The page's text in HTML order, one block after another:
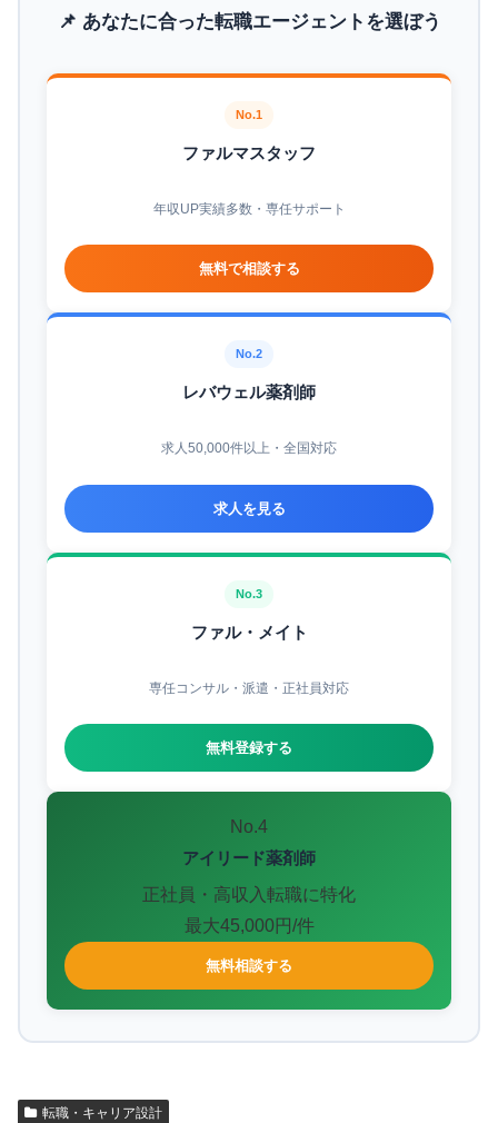
📌 あなたに合った転職エージェントを選ぼう
No.1
ファルマスタッフ
年収UP実績多数・専任サポート
無料で相談する
No.2
レバウェル薬剤師
求人50,000件以上・全国対応
求人を見る
No.3
ファル・メイト
専任コンサル・派遣・正社員対応
無料登録する
No.4
アイリード薬剤師
正社員・高収入転職に特化
最大45,000円/件
無料相談する
転職・キャリア設計